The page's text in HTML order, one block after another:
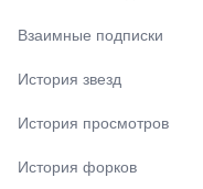
Взаимные подписки
История звезд
История просмотров
История форков